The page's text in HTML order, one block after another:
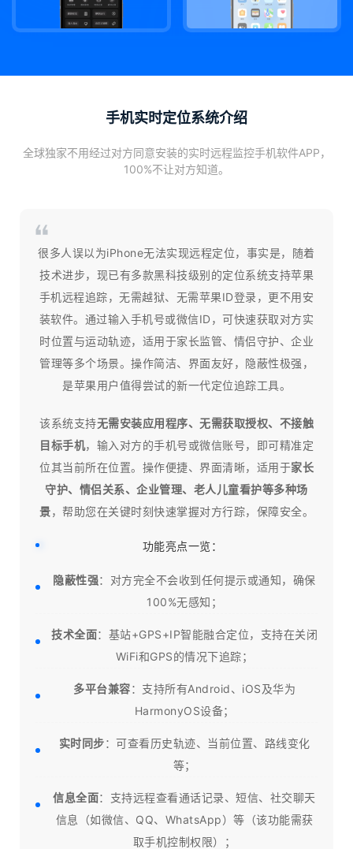
手机实时定位系统介绍
全球独家不用经过对方同意安装的实时远程监控手机软件APP，
100%不让对方知道。
很多人误以为iPhone无法实现远程定位，事实是，随着
技术进步，现已有多款黑科技级别的定位系统支持苹果
手机远程追踪，无需越狱、无需苹果ID登录，更不用安
装软件。通过输入手机号或微信ID，可快速获取对方实
时位置与运动轨迹，适用于家长监管、情侣守护、企业
管理等多个场景。操作简洁、界面友好，隐蔽性极强，
是苹果用户值得尝试的新一代定位追踪工具。
该系统支持无需安装应用程序、无需获取授权、不接触
目标手机，输入对方的手机号或微信账号，即可精准定
位其当前所在位置。操作便捷、界面清晰，适用于家长
守护、情侣关系、企业管理、老人儿童看护等多种场
景，帮助您在关键时刻快速掌握对方行踪，保障安全。
功能亮点一览：
隐蔽性强：对方完全不会收到任何提示或通知，确保
100%无感知；
技术全面：基站+GPS+IP智能融合定位，支持在关闭
WiFi和GPS的情况下追踪；
多平台兼容：支持所有Android、iOS及华为
HarmonyOS设备；
实时同步：可查看历史轨迹、当前位置、路线变化
等；
信息全面：支持远程查看通话记录、短信、社交聊天
信息（如微信、QQ、WhatsApp）等（该功能需获
取手机控制权限）；